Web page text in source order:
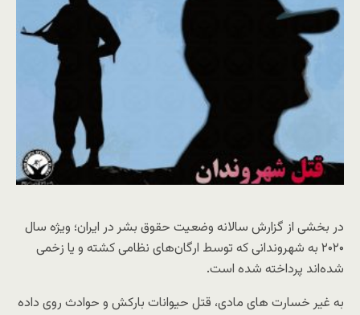
در بخشی از گزارش سالانه وضعیت حقوق بشر در ایران؛ ویژه سال
۲۰۲۰ به شهروندانی که توسط ارگان‌های نظامی کشته و یا زخمی
شده‌اند پرداخته شده است.
به غیر خسارت های مادی، قتل حیوانات بارکش و حوادث روی داده